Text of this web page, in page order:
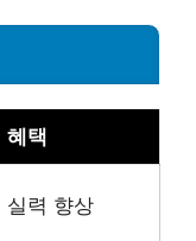
혜택
실력 향상